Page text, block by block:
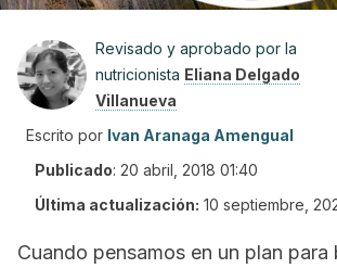
Revisado y aprobado por la
nutricionista Eliana Delgado
Villanueva
Escrito por Ivan Aranaga Amengual
Publicado: 20 abril, 2018 01:40
Última actualización: 10 septiembre,
Cuando pensamos en un plan para